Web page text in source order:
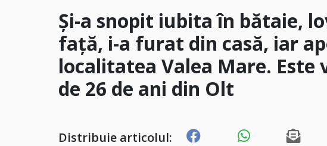
Și-a snopit iubita în bătaie,
față, i-a furat din casă, iar
localitatea Valea Mare. Este
de 26 de ani din Olt
Distribuie articolul: